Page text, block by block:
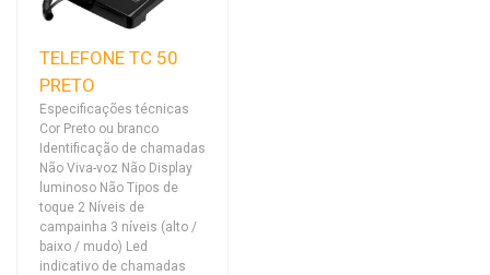
TELEFONE TC 50
PRETO
Especificações técnicas
Cor Preto ou branco
Identificação de chamadas
Não Viva-voz Não Display
luminoso Não Tipos de
toque 2 Níveis de
campainha 3 níveis (alto /
baixo / mudo) Led
indicativo de chamadas